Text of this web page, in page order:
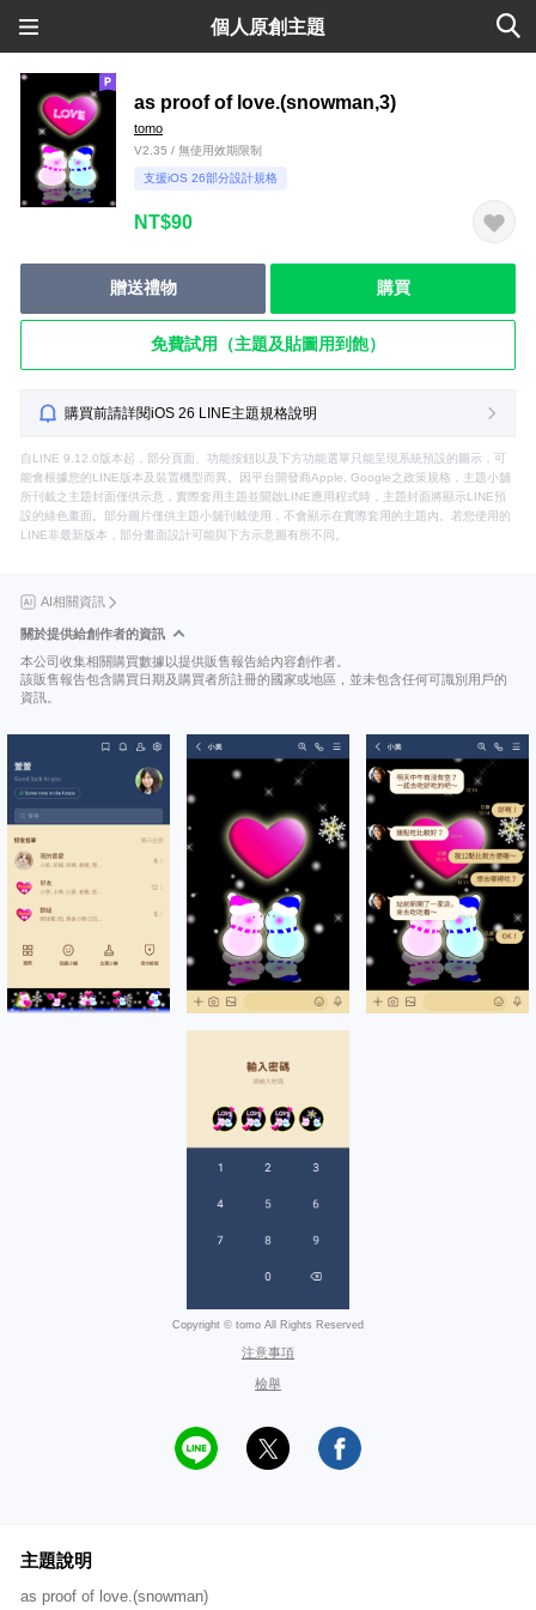
個人原創主題
as proof of love.(snowman,3)
tomo
V2.35 / 無使用效期限制
支援iOS 26部分設計規格
NT$90
贈送禮物 購買
免費試用（主題及貼圖用到飽）
購買前請詳閱iOS 26 LINE主題規格說明
自LINE 9.12.0版本起，部分頁面、功能按鈕以及下方功能選單只能呈現系統預設的圖示，可
能會根據您的LINE版本及裝置機型而異。因平台開發商Apple, Google之政策規格，主題小舖
所刊載之主題封面僅供示意，實際套用主題並開啟LINE應用程式時，主題封面將顯示LINE預
設的綠色畫面。部分圖片僅供主題小舖刊載使用，不會顯示在實際套用的主題內。若您使用的
LINE非最新版本，部分畫面設計可能與下方示意圖有所不同。
AI相關資訊
關於提供給創作者的資訊
本公司收集相關購買數據以提供販售報告給內容創作者。
該販售報告包含購買日期及購買者所註冊的國家或地區，並未包含任何可識別用戶的
資訊。
Copyright © tomo All Rights Reserved
注意事項
檢舉
主題說明
as proof of love.(snowman)